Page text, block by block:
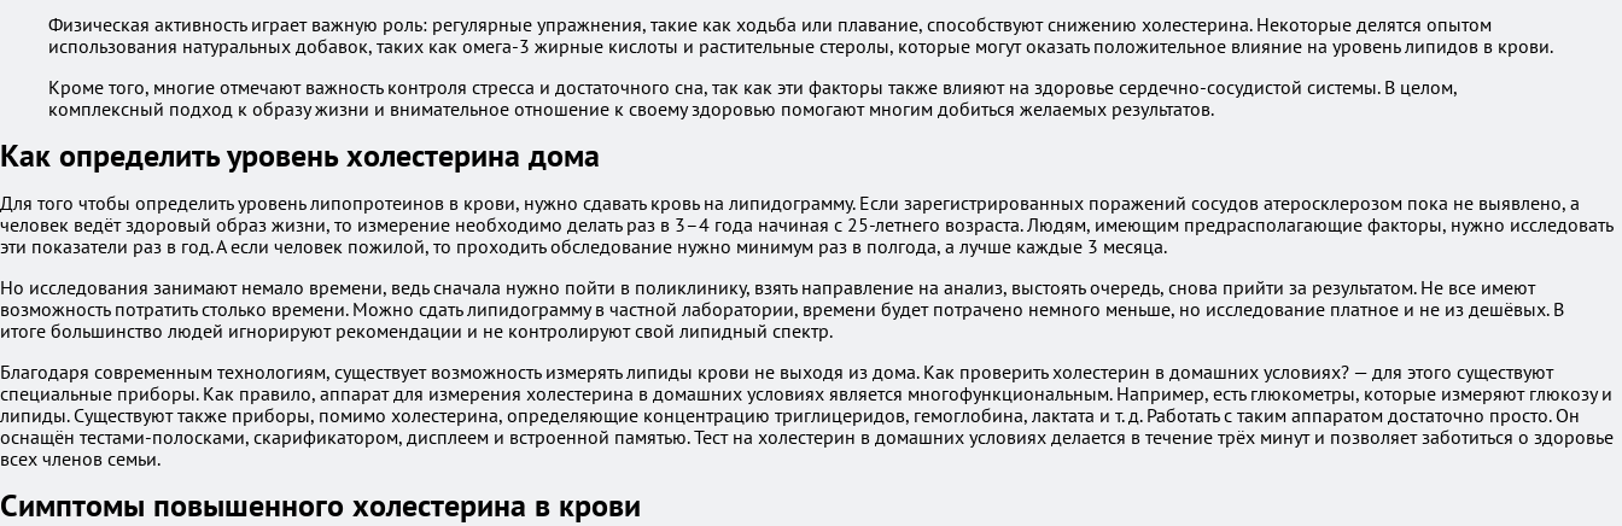
Физическая активность играет важную роль: регулярные упражнения, такие как ходьба или плавание, способствуют снижению холестерина. Некоторые делятся опытом
использования натуральных добавок, таких как омега-3 жирные кислоты и растительные стеролы, которые могут оказать положительное влияние на уровень липидов в крови.
Кроме того, многие отмечают важность контроля стресса и достаточного сна, так как эти факторы также влияют на здоровье сердечно-сосудистой системы. В целом,
комплексный подход к образу жизни и внимательное отношение к своему здоровью помогают многим добиться желаемых результатов.
Как определить уровень холестерина дома
Для того чтобы определить уровень липопротеинов в крови, нужно сдавать кровь на липидограмму. Если зарегистрированных поражений сосудов атеросклерозом пока не выявлено, а
человек ведёт здоровый образ жизни, то измерение необходимо делать раз в 3–4 года начиная с 25-летнего возраста. Людям, имеющим предрасполагающие факторы, нужно исследовать
эти показатели раз в год. А если человек пожилой, то проходить обследование нужно минимум раз в полгода, а лучше каждые 3 месяца.
Но исследования занимают немало времени, ведь сначала нужно пойти в поликлинику, взять направление на анализ, выстоять очередь, снова прийти за результатом. Не все имеют
возможность потратить столько времени. Можно сдать липидограмму в частной лаборатории, времени будет потрачено немного меньше, но исследование платное и не из дешёвых. В
итоге большинство людей игнорируют рекомендации и не контролируют свой липидный спектр.
Благодаря современным технологиям, существует возможность измерять липиды крови не выходя из дома. Как проверить холестерин в домашних условиях? — для этого существуют
специальные приборы. Как правило, аппарат для измерения холестерина в домашних условиях является многофункциональным. Например, есть глюкометры, которые измеряют глюкозу и
липиды. Существуют также приборы, помимо холестерина, определяющие концентрацию триглицеридов, гемоглобина, лактата и т. д. Работать с таким аппаратом достаточно просто. Он
оснащён тестами-полосками, скарификатором, дисплеем и встроенной памятью. Тест на холестерин в домашних условиях делается в течение трёх минут и позволяет заботиться о здоровье
всех членов семьи.
Симптомы повышенного холестерина в крови